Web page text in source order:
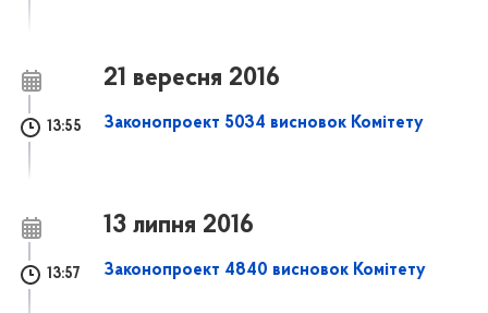
21 вересня 2016
13:55 Законопроект 5034 висновок Комітету
13 липня 2016
13:57 Законопроект 4840 висновок Комітету